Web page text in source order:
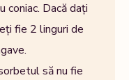
coniac. Dacă dați
fie 2 linguri de
să nu fie